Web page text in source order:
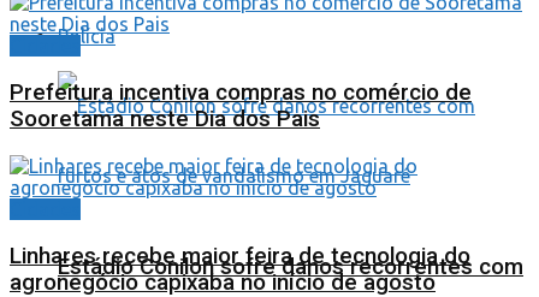
Polícia
Estádio Conilon sofre danos recorrentes com
Prefeitura incentiva compras no comércio de
Sooretama neste Dia dos Pais
Linhares recebe maior feira de tecnologia do
agronegócio capixaba no início de agosto